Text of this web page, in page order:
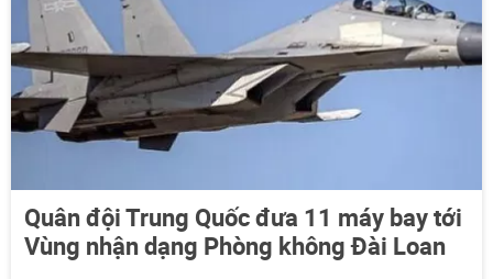
Quân đội Trung Quốc đưa 11 máy bay tới
Vùng nhận dạng Phòng không Đài Loan